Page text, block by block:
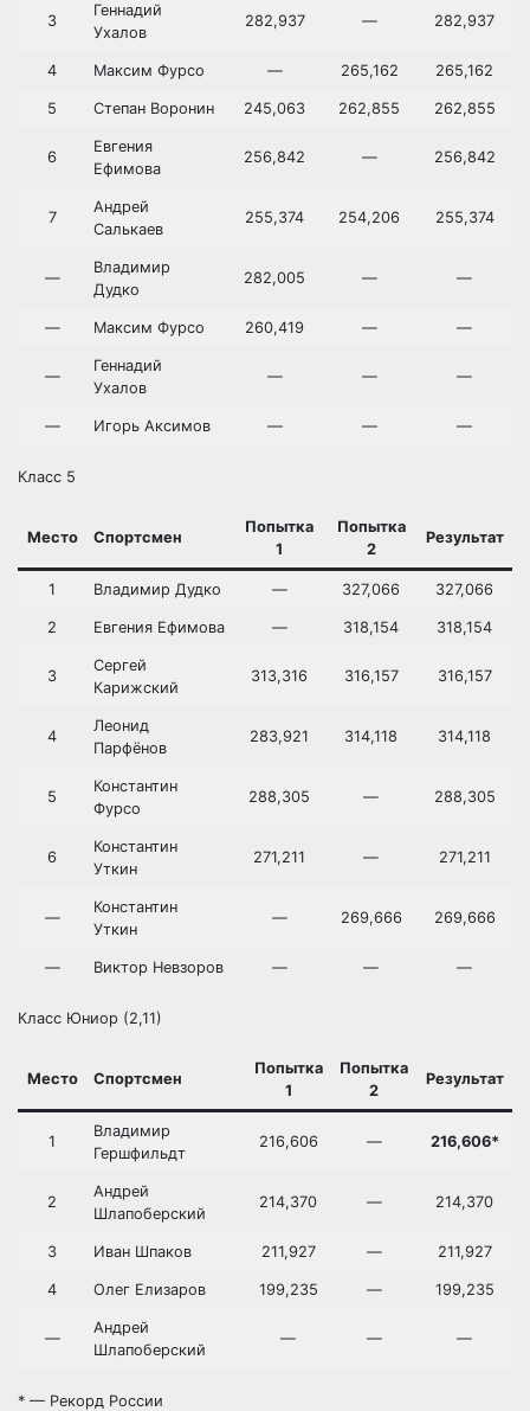
3
Геннадий
Ухалов
282,937 — 282,937
4 Максим Фурсо — 265,162 265,162
5 Степан Воронин 245,063 262,855 262,855
6
Евгения
Ефимова
256,842 — 256,842
7
Андрей
Салькаев
255,374 254,206 255,374
—
Владимир
Дудко
282,005 — —
— Максим Фурсо 260,419 — —
—
Геннадий
Ухалов
— — —
— Игорь Аксимов — — —
Класс 5
Место Спортсмен
Попытка
1
Попытка
2
Результат
1 Владимир Дудко — 327,066 327,066
2 Евгения Ефимова — 318,154 318,154
3
Сергей
Карижский
313,316 316,157 316,157
4
Леонид
Парфёнов
283,921 314,118 314,118
5
Константин
Фурсо
288,305 — 288,305
6
Константин
Уткин
271,211 — 271,211
—
Константин
Уткин
— 269,666 269,666
— Виктор Невзоров — — —
Класс Юниор (2,11)
Место Спортсмен
Попытка
1
Попытка
2
Результат
1
Владимир
Гершфильдт
216,606 — 216,606*
2
Андрей
Шлапоберский
214,370 — 214,370
3 Иван Шпаков 211,927 — 211,927
4 Олег Елизаров 199,235 — 199,235
—
Андрей
Шлапоберский
— — —
* — Рекорд России